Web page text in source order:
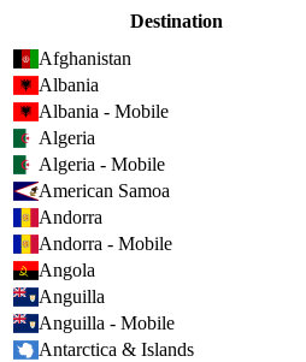
Destination
Afghanistan
Albania
Albania - Mobile
Algeria
Algeria - Mobile
American Samoa
Andorra
Andorra - Mobile
Angola
Anguilla
Anguilla - Mobile
Antarctica & Islands